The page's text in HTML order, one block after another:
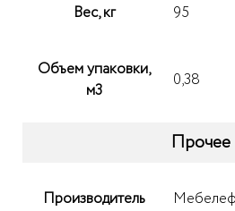
Вес, кг 95
Объем упаковки,
м3
0,38
Прочее
Производитель Мебелеф